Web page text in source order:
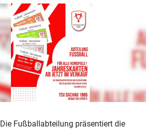
Die Fußballabteilung präsentiert die